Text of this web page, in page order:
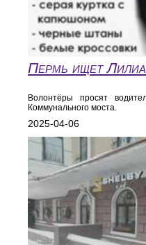
Пермь ищет
Волонтёры просят
Коммунального моста.
2025-04-06